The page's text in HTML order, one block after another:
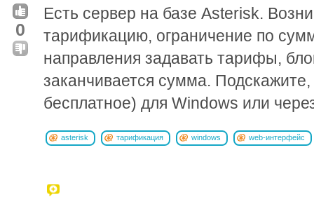
0
Есть сервер на базе Asterisk.
тарификацию, ограничение по
направления задавать тарифы,
заканчивается сумма.
бесплатное) для Windows или
asterisk тарификация windows web-интерфейс